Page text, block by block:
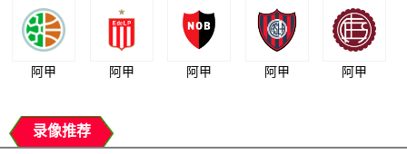
阿甲 阿甲 阿甲 阿甲 阿甲
录像推荐